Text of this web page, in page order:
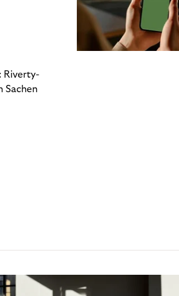
Riverty-
Sachen